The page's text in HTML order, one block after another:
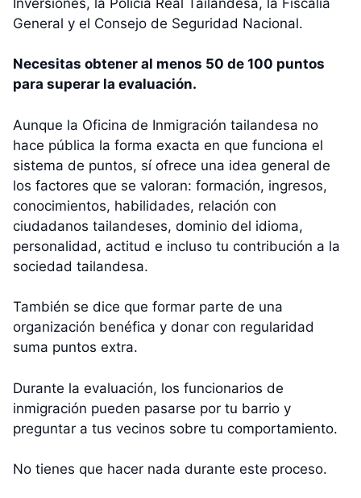
General y el Consejo de Seguridad Nacional.
Necesitas obtener al menos 50 de 100 puntos
para superar la evaluación.
Aunque la Oficina de Inmigración tailandesa no
hace pública la forma exacta en que funciona el
sistema de puntos, sí ofrece una idea general de
los factores que se valoran: formación, ingresos,
conocimientos, habilidades, relación con
ciudadanos tailandeses, dominio del idioma,
personalidad, actitud e incluso tu contribución a la
sociedad tailandesa.
También se dice que formar parte de una
organización benéfica y donar con regularidad
suma puntos extra.
Durante la evaluación, los funcionarios de
inmigración pueden pasarse por tu barrio y
preguntar a tus vecinos sobre tu comportamiento.
No tienes que hacer nada durante este proceso.